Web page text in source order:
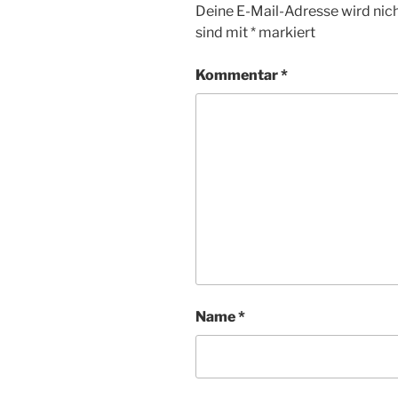
Deine E-Mail-Adresse wird
sind mit* markiert
Kommentar*
Name*